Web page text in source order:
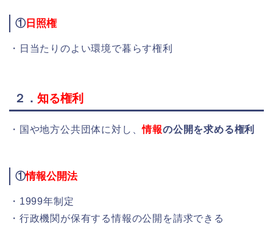
①日照権
・日当たりのよい環境で暮らす権利
２． 知る権利
・国や地方公共団体に対し、情報の公開を求める権利
①情報公開法
・1999年制定
・行政機関が保有する情報の公開を請求できる